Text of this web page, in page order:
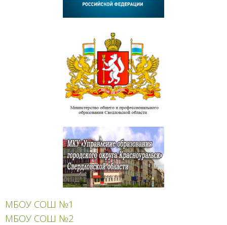
МБОУ СОШ №1
МБОУ СОШ №2